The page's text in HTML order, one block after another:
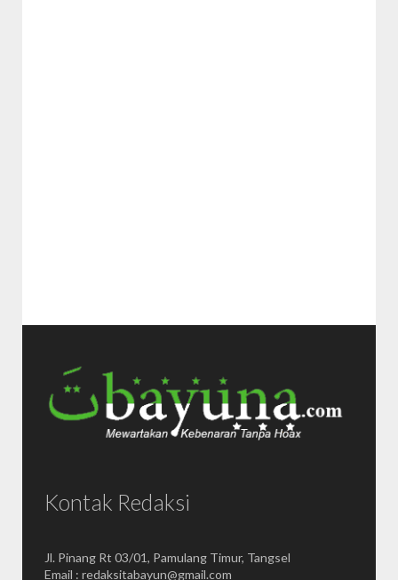
Kontak Redaksi
Jl. Pinang Rt 03/01, Pamulang Timur, Tangsel
Email : redaksitabayun@gmail.com